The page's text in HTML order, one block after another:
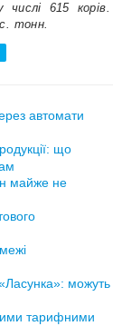
615 корів.
тонн.
автомати
що
майже не
можуть
тарифними